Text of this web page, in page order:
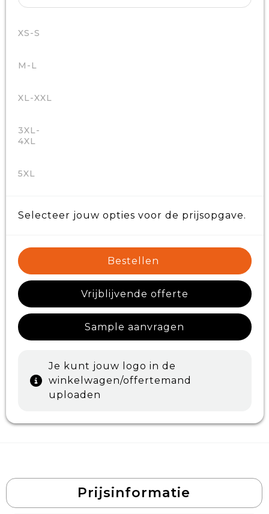
XS-S
M-L
XL-XXL
3XL-
4XL
5XL
Selecteer jouw opties voor de prijsopgave.
Bestellen
Vrijblijvende offerte
Sample aanvragen
Je kunt jouw logo in de
winkelwagen/offertemand
uploaden
Prijsinformatie